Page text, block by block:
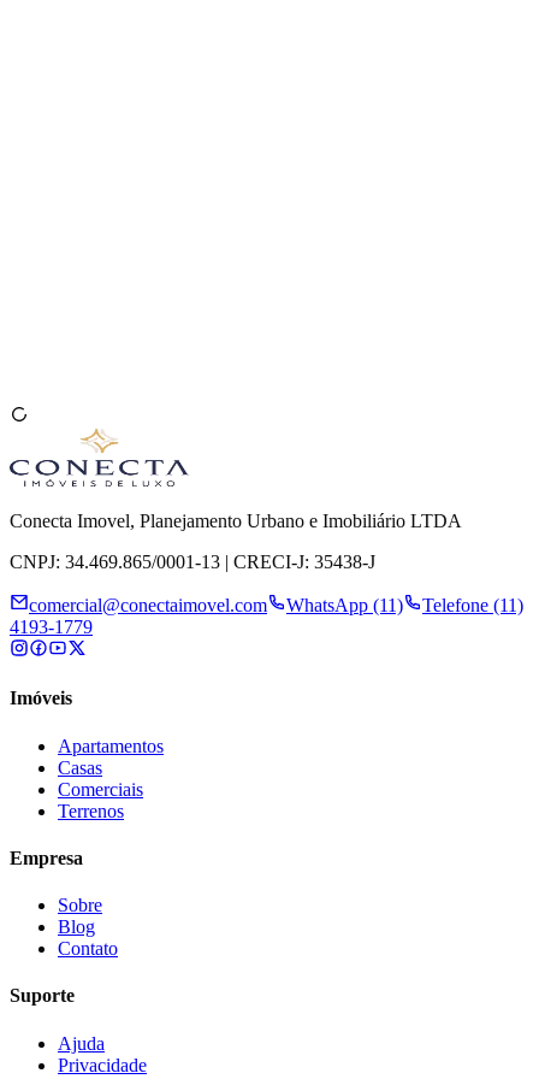
Conecta Imovel, Planejamento Urbano e Imobiliário LTDA
CNPJ: 34.469.865/0001-13 | CRECI-J: 35438-J
comercial@conectaimovel.com WhatsApp (11)
Telefone (11)
4193-1779
Imóveis
Apartamentos
Casas
Comerciais
Terrenos
Empresa
Sobre
Blog
Contato
Suporte
Ajuda
Privacidade